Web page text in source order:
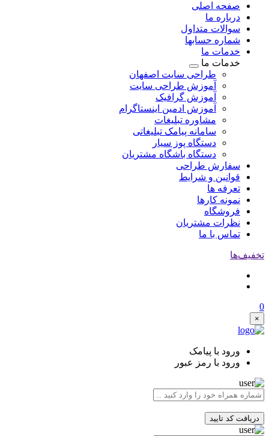
صفحه اصلی
درباره ما
سوالات متداول
شماره حسابها
خدمات ما
خدمات ما
طراحی سایت اصفهان
آموزش طراحی سایت
آموزش گرافیک
آموزش ادمین اینستاگرام
مشاوره تبلیغات
سامانه پیامک تبلیغاتی
دستگاه پوز سیار
دستگاه باشگاه مشتریان
سفارش طراحی
قوانین و شرایط
تعرفه ها
نمونه کارها
فروشگاه
نظرات مشتریان
تماس با ما
تخفیف‌ها
0
×
ورود با پیامک
ورود با رمز عبور
دریافت کد تایید